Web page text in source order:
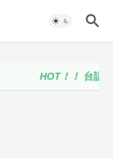
台語政策推動聯